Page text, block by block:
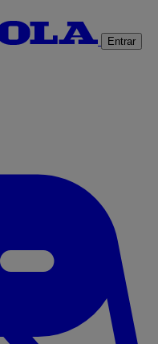
Entrar